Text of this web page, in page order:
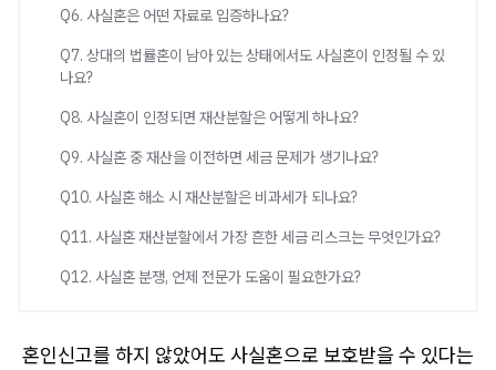
Q6. 사실혼은 어떤 자료로 입증하나요?
Q7. 상대의 법률혼이 남아 있는 상태에서도 사실혼이 인정될 수 있
나요?
Q8. 사실혼이 인정되면 재산분할은 어떻게 하나요?
Q9. 사실혼 중 재산을 이전하면 세금 문제가 생기나요?
Q10. 사실혼 해소 시 재산분할은 비과세가 되나요?
Q11. 사실혼 재산분할에서 가장 흔한 세금 리스크는 무엇인가요?
Q12. 사실혼 분쟁, 언제 전문가 도움이 필요한가요?
혼인신고를 하지 않았어도 사실혼으로 보호받을 수 있다는